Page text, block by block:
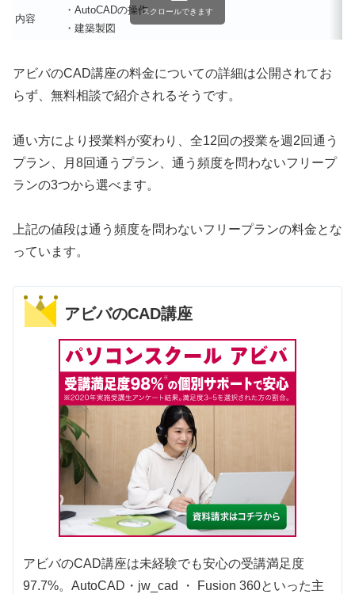
内容
・AutoCADの操作
・建築製図
スクロールできます
アビバのCAD講座の料金についての詳細は公開されてお
らず、無料相談で紹介されるそうです。
通い方により授業料が変わり、全12回の授業を週2回通う
プラン、月8回通うプラン、通う頻度を問わないフリープ
ランの3つから選べます。
上記の値段は通う頻度を問わないフリープランの料金とな
っています。
アビバのCAD講座
アビバのCAD講座は未経験でも安心の受講満足度
97.7%。AutoCAD・jw_cad ・ Fusion 360といった主